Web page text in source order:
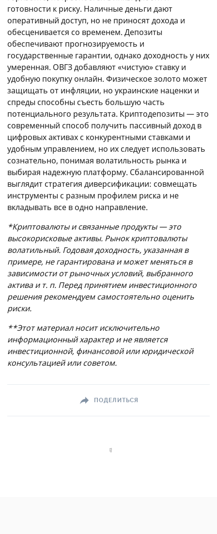
готовности к риску. Наличные деньги дают
оперативный доступ, но не приносят дохода и
обесценивается со временем. Депозиты
обеспечивают прогнозируемость и
государственные гарантии, однако доходность у них
умеренная. ОВГЗ добавляют «чистую» ставку и
удобную покупку онлайн. Физическое золото может
защищать от инфляции, но украинские наценки и
спреды способны съесть большую часть
потенциального результата. Криптодепозиты — это
современный способ получить пассивный доход в
цифровых активах с конкурентными ставками и
удобным управлением, но их следует использовать
сознательно, понимая волатильность рынка и
выбирая надежную платформу. Сбалансированной
выглядит стратегия диверсификации: совмещать
инструменты с разным профилем риска и не
вкладывать все в одно направление.
*Криптовалюты и связанные продукты — это
высокорисковые активы. Рынок криптовалюты
волатильный. Годовая доходность, указанная в
примере, не гарантирована и может меняться в
зависимости от рыночных условий, выбранного
активаи т. п. Перед принятием инвестиционного
решения рекомендуем самостоятельно оценить
риски.
**Этот материал носит исключительно
информационный характер и не является
инвестиционной, финансовой или юридической
консультацией или советом.
ПОДЕЛИТЬСЯ